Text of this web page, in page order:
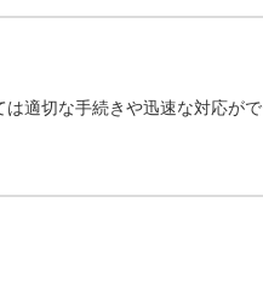
適切な手続きや迅速な対応がで